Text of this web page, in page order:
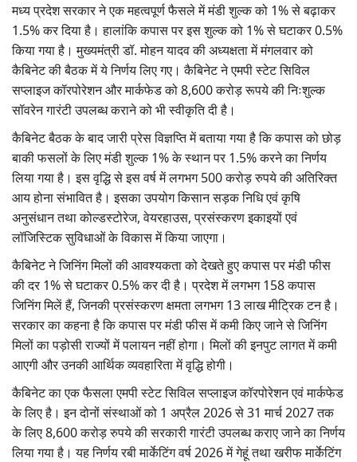
National
Latest News
Agriculture Conclave and NACOF
Awards 2022
Agri Start-Ups
Language
English Hindi
मध्य प्रदेश सरकार ने एक महत्वपूर्ण फैसले में मंडी शुल्क को 1% से बढ़ाकर
1.5% कर दिया है। हालांकि कपास पर इस शुल्क को 1% से घटाकर 0.5%
किया गया है। मुख्यमंत्री डॉ. मोहन यादव की अध्यक्षता में मंगलवार को
कैबिनेट की बैठक में ये निर्णय लिए गए। कैबिनेट ने एमपी स्टेट सिविल
सप्लाइज कॉरपोरेशन और मार्कफेड को 8,600 करोड़ रूपये की निःशुल्क
सॉवरेन गारंटी उपलब्ध कराने को भी स्वीकृति दी है।
कैबिनेट बैठक के बाद जारी प्रेस विज्ञप्ति में बताया गया है कि कपास को छोड़
बाकी फसलों के लिए मंडी शुल्क 1% के स्थान पर 1.5% करने का निर्णय
लिया गया है। इस वृद्धि से इस वर्ष में लगभग 500 करोड़ रुपये की अतिरिक्त
आय होना संभावित है। इसका उपयोग किसान सड़क निधि एवं कृषि
अनुसंधान तथा कोल्डस्टोरेज, वेयरहाउस, प्रसंस्करण इकाइयों एवं
लॉजिस्टिक सुविधाओं के विकास में किया जाएगा।
कैबिनेट ने जिनिंग मिलों की आवश्यकता को देखते हुए कपास पर मंडी फीस
की दर 1% से घटाकर 0.5% कर दी है। प्रदेश में लगभग 158 कपास
जिनिंग मिलें हैं, जिनकी प्रसंस्करण क्षमता लगभग 13 लाख मीट्रिक टन है।
सरकार का कहना है कि कपास पर मंडी फीस में कमी किए जाने से जिनिंग
मिलों का पड़ोसी राज्यों में पलायन नहीं होगा। मिलों की इनपुट लागत में कमी
आएगी और उनकी आर्थिक व्यवहारिता में वृद्धि होगी।
कैबिनेट का एक फैसला एमपी स्टेट सिविल सप्लाइज कॉरपोरेशन एवं मार्कफेड
के लिए है। इन दोनों संस्थाओं को 1 अप्रैल 2026 से 31 मार्च 2027 तक
के लिए 8,600 करोड़ रुपये की सरकारी गारंटी उपलब्ध कराए जाने का निर्णय
लिया गया है। यह निर्णय रबी मार्केटिंग वर्ष 2026 में गेहूं तथा खरीफ मार्केटिंग